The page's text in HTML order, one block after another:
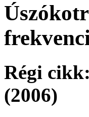
Régi cikk:
(2006)